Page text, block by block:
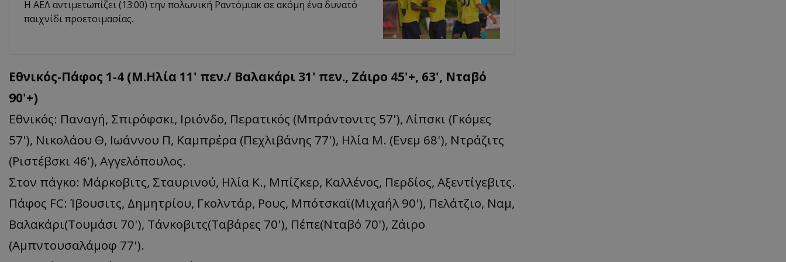
H ΑΕΛ αντιμετωπίζει (13:00) την πολωνική Ραντόμιακ σε ακόμη ένα δυνατό
παιχνίδι προετοιμασίας.
Εθνικός-Πάφος 1-4 (M.Ηλία 11' πεν./ Βαλακάρι 31' πεν., Ζάιρο 45'+, 63', Νταβό
90'+)
Εθνικός: Παναγή, Σπιρόφσκι, Ιριόνδο, Περατικός (Μπράντονιτς 57'), Λίπσκι (Γκόμες
57'), Νικολάου Θ, Ιωάννου Π, Καμπρέρα (Πεχλιβάνης 77'), Ηλία Μ. (Ενεμ 68'), Ντράζιτς
(Ριστέβσκι 46'), Αγγελόπουλος.
Στον πάγκο: Μάρκοβιτς, Σταυρινού, Ηλία Κ., Μπίζκερ, Καλλένος, Περδίος, Αξεντίγεβιτς.
Πάφος FC: Ίβουσιτς, Δημητρίου, Γκολντάρ, Ρους, Μπότσκαϊ(Μιχαήλ 90'), Πελάτζιο, Ναμ,
Βαλακάρι(Τουμάσι 70'), Τάνκοβιτς(Ταβάρες 70'), Πέπε(Νταβό 70'), Ζάιρο
(Αμπντουσαλάμοφ 77').